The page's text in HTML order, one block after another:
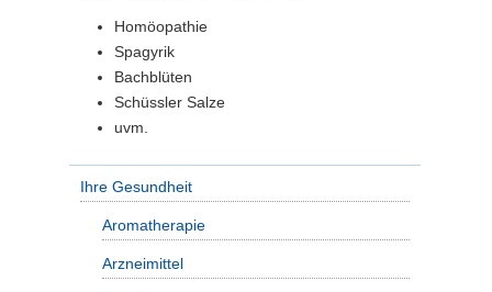
Homöopathie
Spagyrik
Bachblüten
Schüssler Salze
uvm.
Ihre Gesundheit
Aromatherapie
Arzneimittel